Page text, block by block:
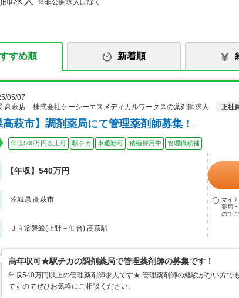
※非公開求人は除く
すめ順 新着順
05/07
高萩店 株式会社ケーシーエスメディカルワークスの薬剤師求人
正社
高萩市】調剤薬局にて管理薬剤師募集！
年収500万円以上可 駅チカ 車通勤可 積極採用中 管理職候補
【年収】540万円
茨城県 高萩市
ＪＲ常磐線(上野－仙台) 高萩駅
マイ
薬局
ので
高年収可★駅チカの調剤薬局で管理薬剤師の募集です！
年収540万円以上の管理薬剤師求人です★ 管理薬剤師の経験がない方で
ですのでぜひお気軽にご相談ください。